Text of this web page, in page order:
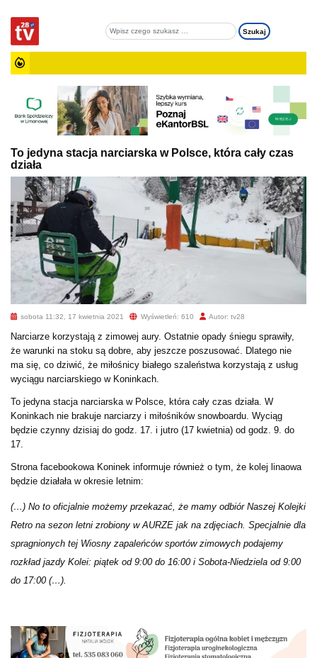
To jedyna stacja narciarska w Polsce, która cały czas
działa
sobota 11:32, 17 kwietnia 2021 Wyświetleń: 610 Autor: tv28
Narciarze korzystają z zimowej aury. Ostatnie opady śniegu sprawiły,
że warunki na stoku są dobre, aby jeszcze poszusować. Dlatego nie
ma się, co dziwić, że miłośnicy białego szaleństwa korzystają z usług
wyciągu narciarskiego w Koninkach.
To jedyna stacja narciarska w Polsce, która cały czas działa. W
Koninkach nie brakuje narciarzy i miłośników snowboardu. Wyciąg
będzie czynny dzisiaj do godz. 17. i jutro (17 kwietnia) od godz. 9. do
17.
Strona facebookowa Koninek informuje również o tym, że kolej linaowa
będzie działała w okresie letnim:
(…) No to oficjalnie możemy przekazać, że mamy odbiór Naszej Kolejki
Retro na sezon letni zrobiony w AURZE jak na zdjęciach. Specjalnie dla
spragnionych tej Wiosny zapaleńców sportów zimowych podajemy
rozkład jazdy Kolei: piątek od 9:00 do 16:00 i Sobota-Niedziela od 9:00
do 17:00 (…).